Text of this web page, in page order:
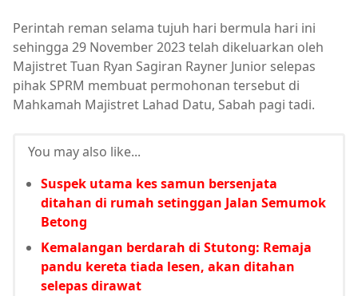
Perintah reman selama tujuh hari bermula hari ini
sehingga 29 November 2023 telah dikeluarkan oleh
Majistret Tuan Ryan Sagiran Rayner Junior selepas
pihak SPRM membuat permohonan tersebut di
Mahkamah Majistret Lahad Datu, Sabah pagi tadi.
You may also like...
Suspek utama kes samun bersenjata
ditahan di rumah setinggan Jalan Semumok
Betong
Kemalangan berdarah di Stutong: Remaja
pandu kereta tiada lesen, akan ditahan
selepas dirawat